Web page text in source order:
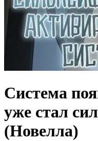
Система
уже стал
(Новелла)